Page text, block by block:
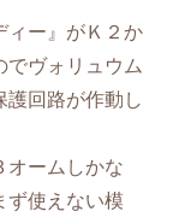
ー』がＫ２か
でヴォリュウム
護回路が作動し
ームしかな
ず使えない模